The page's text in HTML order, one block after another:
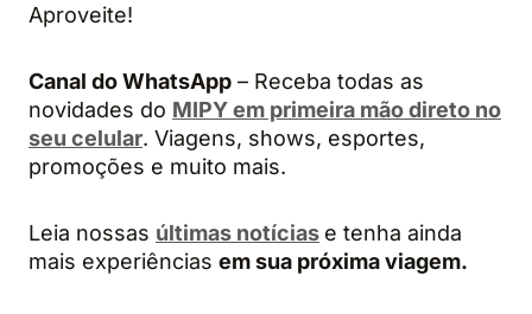
Aproveite!
Canal do WhatsApp – Receba todas as
novidades do MIPY em primeira mão direto no
seu celular. Viagens, shows, esportes,
promoções e muito mais.
Leia nossas últimas notícias e tenha ainda
mais experiências em sua próxima viagem.